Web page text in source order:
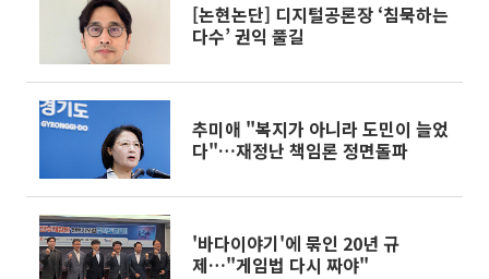
[논현논단] 디지털공론장 ‘침묵하는
다수’ 권익 풀길
추미애 "복지가 아니라 도민이 늘었
다"…재정난 책임론 정면돌파
'바다이야기'에 묶인 20년 규
제…"게임법 다시 짜야"